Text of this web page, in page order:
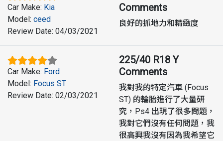
Car Make: Kia
Model: ceed
Review Date: 04/03/2021
Comments
良好的抓地力和精緻度
Car Make: Ford
Model: Focus ST
Review Date: 02/03/2021
225/40 R18 Y
Comments
我對我的特定汽車 (Focus
ST) 的輪胎進行了大量研
究，Ps4 出現了很多問題，
我對它們沒有任何問題，我
很高興我沒有因為我希望它